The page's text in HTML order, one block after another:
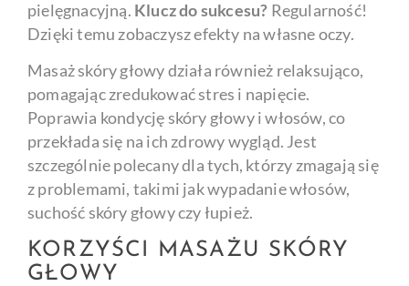
pielęgnacyjną. Klucz do sukcesu? Regularność!
Dzięki temu zobaczysz efekty na własne oczy.
Masaż skóry głowy działa również relaksująco,
pomagając zredukować stres i napięcie.
Poprawia kondycję skóry głowy i włosów, co
przekłada się na ich zdrowy wygląd. Jest
szczególnie polecany dla tych, którzy zmagają się
z problemami, takimi jak wypadanie włosów,
suchość skóry głowy czy łupież.
KORZYŚCI MASAŻU SKÓRY
GŁOWY